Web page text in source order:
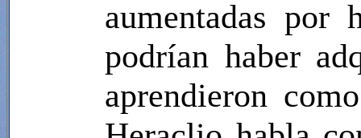
aumentadas por
podrían haber
aprendieron